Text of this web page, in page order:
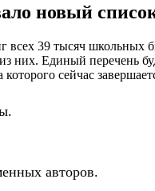
новый
39 тысяч школьных
них. Единый перечень
сейчас
авторов.